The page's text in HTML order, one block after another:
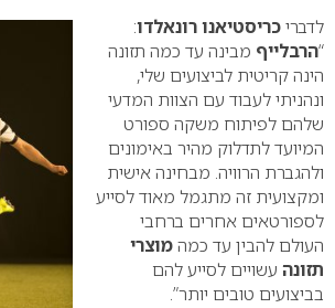
לדבריכריסטיאנו רונאלדו:
“הרבלייף מבינה עד כמה תזונה
הינה קריטית לביצועים שלי,
ונהניתי לעבוד עם הצוות המדעי
שלהם לפיתוח משקה ספורט
המיועד לתדלוק מהיר באימונים
ולהגברת הרוויה. מבחינה אישית
ומקצועית זה מתגמל מאוד לסייע
לספורטאים אחרים ברחבי
העולם להבין עד כמהמוצרי
תזונה עשויים לסייע להם
בביצועים טובים יותר”.